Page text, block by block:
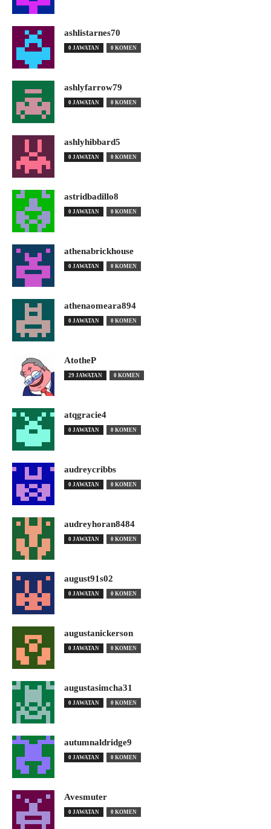
ashlistarnes70
0 JAWATAN 0 KOMEN
ashlyfarrow79
0 JAWATAN 0 KOMEN
ashlyhibbard5
0 JAWATAN 0 KOMEN
astridbadillo8
0 JAWATAN 0 KOMEN
athenabrickhouse
0 JAWATAN 0 KOMEN
athenaomeara894
0 JAWATAN 0 KOMEN
AtotheP
29 JAWATAN 0 KOMEN
atqgracie4
0 JAWATAN 0 KOMEN
audreycribbs
0 JAWATAN 0 KOMEN
audreyhoran8484
0 JAWATAN 0 KOMEN
august91s02
0 JAWATAN 0 KOMEN
augustanickerson
0 JAWATAN 0 KOMEN
augustasimcha31
0 JAWATAN 0 KOMEN
autumnaldridge9
0 JAWATAN 0 KOMEN
Avesmuter
0 JAWATAN 0 KOMEN